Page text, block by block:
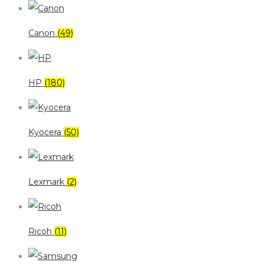
Canon (49)
HP (180)
Kyocera (50)
Lexmark (2)
Ricoh (11)